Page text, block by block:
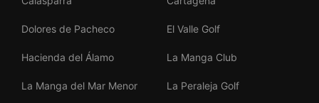
Dolores de Pacheco El Valle Golf
Hacienda del Álamo La Manga Club
La Manga del Mar Menor La Peraleja Golf